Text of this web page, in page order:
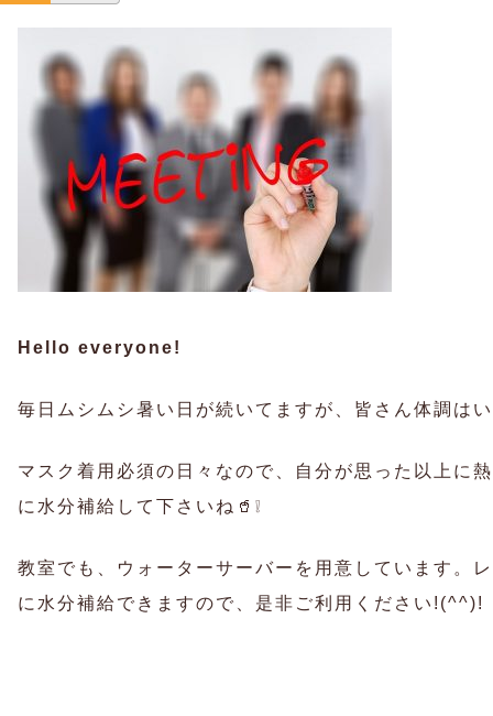
Hello everyone!
毎日ムシムシ暑い日が続いてますが、皆さん体調は
マスク着用必須の日々なので、自分が思った以上に
に水分補給して下さいね🥤❕
教室でも、ウォーターサーバーを用意しています。
に水分補給できますので、是非ご利用ください!(^^)!